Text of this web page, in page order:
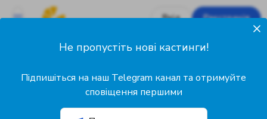
Вхід Реєстрація
Не пропустіть нові кастинги!
Підпишіться на наш Telegram канал та отримуйте
сповіщення першими